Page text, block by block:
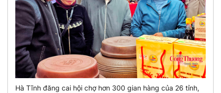
Hà Tĩnh đăng cai hội chợ hơn 300 gian hàng của 26 tỉnh,